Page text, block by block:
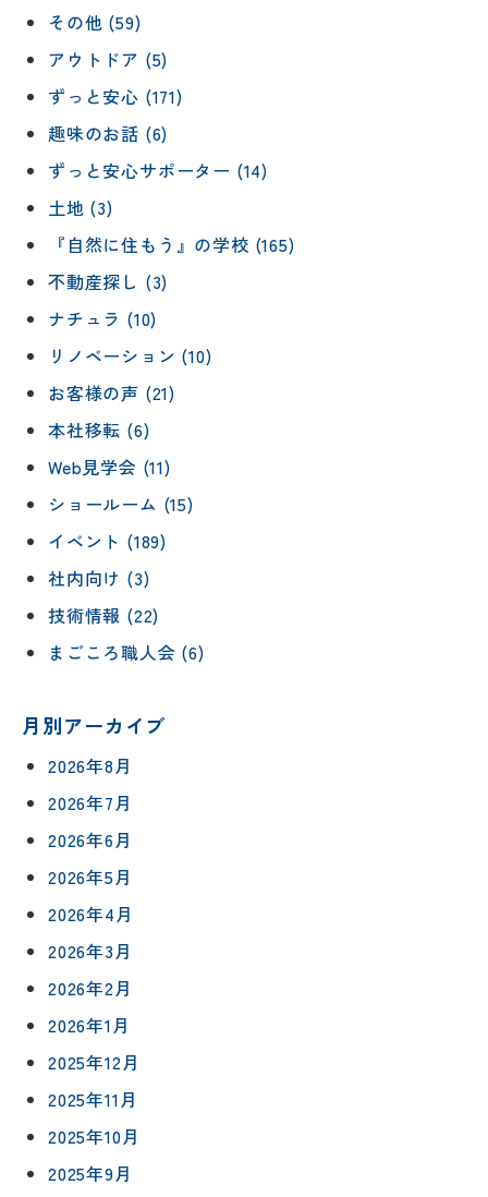
その他 (59)
アウトドア (5)
ずっと安心 (171)
趣味のお話 (6)
ずっと安心サポーター (14)
土地 (3)
『自然に住もう』の学校 (165)
不動産探し (3)
ナチュラ (10)
リノベーション (10)
お客様の声 (21)
本社移転 (6)
Web見学会 (11)
ショールーム (15)
イベント (189)
社内向け (3)
技術情報 (22)
まごころ職人会 (6)
月別アーカイブ
2026年8月
2026年7月
2026年6月
2026年5月
2026年4月
2026年3月
2026年2月
2026年1月
2025年12月
2025年11月
2025年10月
2025年9月